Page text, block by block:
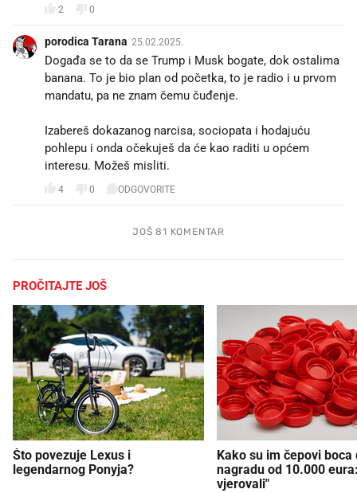
2 0
porodica Tarana 25.02.2025.
Događa se to da se Trump i Musk bogate, dok ostalima
banana. To je bio plan od početka, to je radio i u prvom
mandatu, pa ne znam čemu čuđenje.
Izabereš dokazanog narcisa, sociopata i hodajuću
pohlepu i onda očekuješ da će kao raditi u općem
interesu. Možeš misliti.
4 0 ODGOVORITE
JOŠ 81 KOMENTAR
PROČITAJTE JOŠ
Što povezuje Lexus i
legendarnog Ponyja?
Kako su im čepovi boca
nagradu od 10.000
vjerovali"